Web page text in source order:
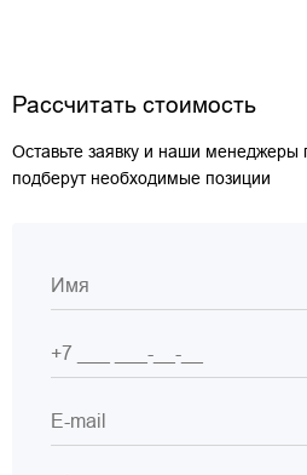
Рассчитать стоимость
Оставьте заявку и наши менеджеры
подберут необходимые позиции